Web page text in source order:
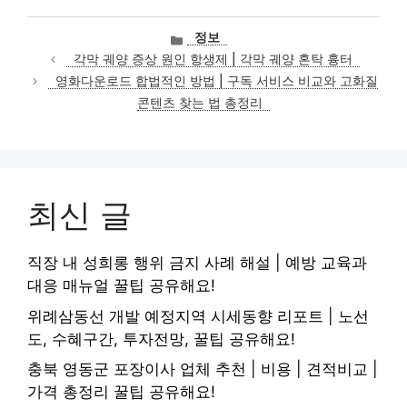
카
테
고
리
정보
각막 궤양 증상 원인 항생제 | 각막 궤양 혼탁 흉터
영화다운로드 합법적인 방법 | 구독 서비스 비교와 고화질
콘텐츠 찾는 법 총정리
최신 글
직장 내 성희롱 행위 금지 사례 해설 | 예방 교육과
대응 매뉴얼 꿀팁 공유해요!
위례삼동선 개발 예정지역 시세동향 리포트 | 노선
도, 수혜구간, 투자전망, 꿀팁 공유해요!
충북 영동군 포장이사 업체 추천 | 비용 | 견적비교 |
가격 총정리 꿀팁 공유해요!